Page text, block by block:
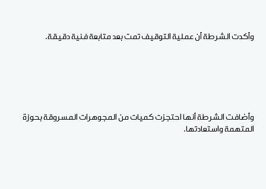
وأكدت الشرطة أن عملية التوقيف تمت بعد متابعة فنية دقيقة.
وأضافت الشرطة أنها احتجزت كميات من المجوهرات المسروقة بحوزة
المتهمة واستعادتها.